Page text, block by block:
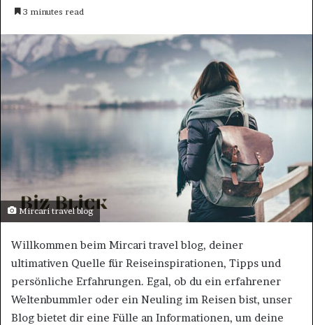
3 minutes read
Mircari travel blog
Willkommen beim Mircari travel blog, deiner
ultimativen Quelle für Reiseinspirationen, Tipps und
persönliche Erfahrungen. Egal, ob du ein erfahrener
Weltenbummler oder ein Neuling im Reisen bist, unser
Blog bietet dir eine Fülle an Informationen, um deine